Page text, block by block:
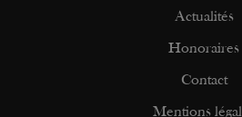
Actualités
Honoraires
Contact
Mentions